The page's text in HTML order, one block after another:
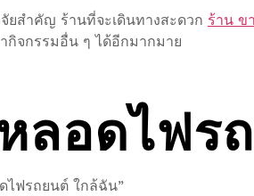
จัยสำคัญ ร้านที่จะเดินทางสะดวก ร้าน ข
กิจกรรมอื่น ๆ ได้อีกมากมาย
ลอดไฟร
ไฟรถยนต์ ใกล้ฉัน”